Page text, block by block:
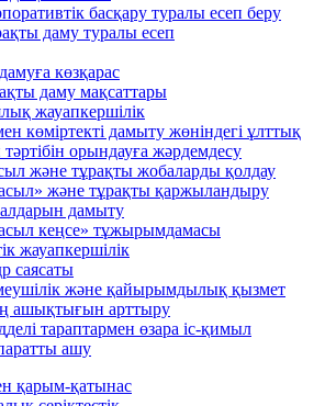
басқару туралы есеп беру
даму туралы есеп
көзқарас
даму мақсаттары
жауапкершілік
көміртекті дамыту жөніндегі ұлттық
тәртібін орындауға жәрдемдесу
және тұрақты жобаларды қолдау
және тұрақты қаржыландыру
дамыту
кеңсе» тұжырымдамасы
жауапкершілік
саясаты
және қайырымдылық қызмет
ашықтығын арттыру
тараптармен өзара іс-қимыл
ашу
қарым-қатынас